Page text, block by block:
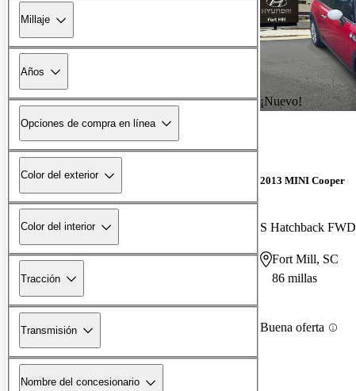
Millaje
Años
Opciones de compra en línea
Color del exterior
Color del interior
Tracción
Transmisión
Nombre del concesionario
¡Nuevo!
2013 MINI Cooper
S Hatchback FWD
Fort Mill, SC
86 millas
Buena oferta